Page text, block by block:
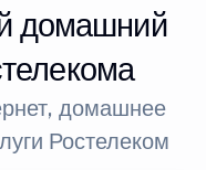
домашний
домашнее
Ростелеком